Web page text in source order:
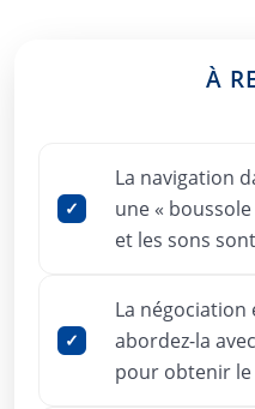
À
La navigation
une «
et les sons
La négociation
abordez-la
pour obtenir le